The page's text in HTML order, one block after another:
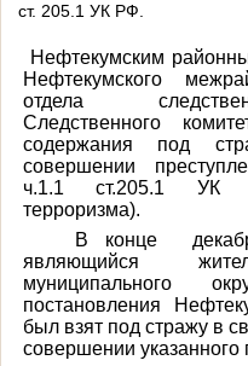
ст. 205.1 УК РФ.
Нефтекумским
Нефтекумского
отдела
Следственного
содержания под
совершении
ч.1.1 ст.205.1 УК
терроризма).
В конце декабря
являющийся
муниципального
постановления
был взят под стражу в
совершении указанного